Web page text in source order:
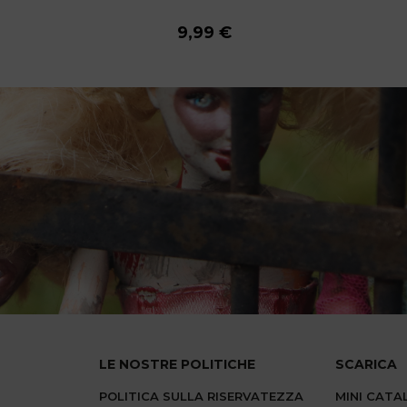
9,99 €
9,99 €
9,99 €
9,99 €
9,99 €
9,99 €
9,99 €
9,99 €
9,99 €
LE NOSTRE POLITICHE
POLITICA SULLA RISERVATEZZA
SCARICA
MINI